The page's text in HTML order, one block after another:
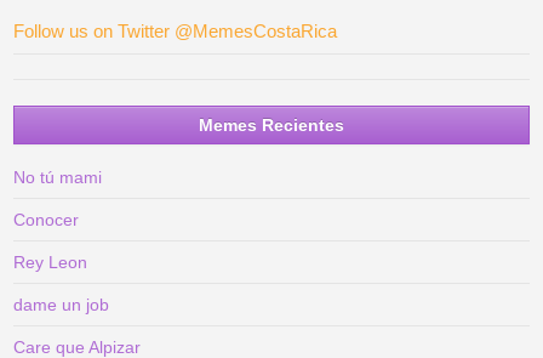
Follow us on Twitter @MemesCostaRica
Memes Recientes
No tú mami
Conocer
Rey Leon
dame un job
Care que Alpizar